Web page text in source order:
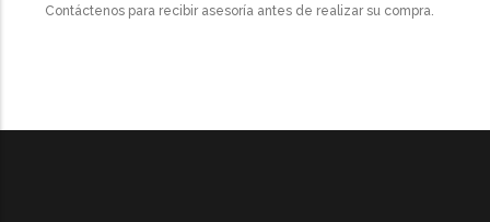
Contáctenos para recibir asesoría antes de realizar su compra.